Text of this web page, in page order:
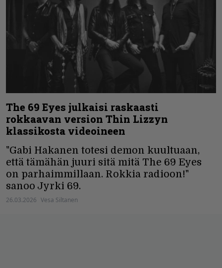
The 69 Eyes julkaisi raskaasti
rokkaavan version Thin Lizzyn
klassikosta videoineen
"Gabi Hakanen totesi demon kuultuaan,
että tämähän juuri sitä mitä The 69 Eyes
on parhaimmillaan. Rokkia radioon!"
sanoo Jyrki 69.
26.03.2026 Vesa Siltanen